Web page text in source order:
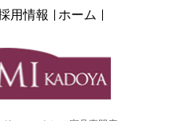
用情報 ホーム